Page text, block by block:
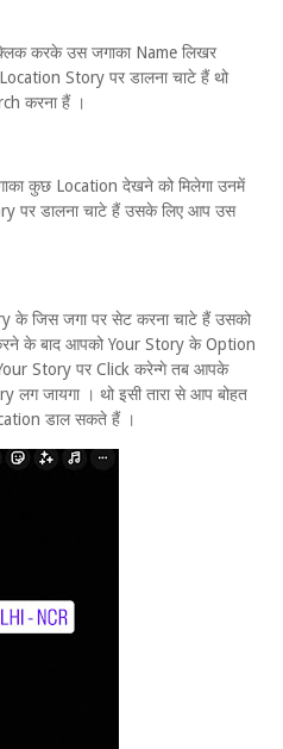
करके उस जगाका Name लिखर
Story पर डालना चाटे हैं थो
करना हैं ।
कुछ Location देखने को मिलेगा उनमें
पर डालना चाटे हैं उसके लिए आप उस
जिस जगा पर सेट करना चाटे हैं उसको
के बाद आपको Your Story के Option
Story पर Click करेन्गे तब आपके
जायगा । थो इसी तारा से आप बोहत
डाल सकते हैं ।